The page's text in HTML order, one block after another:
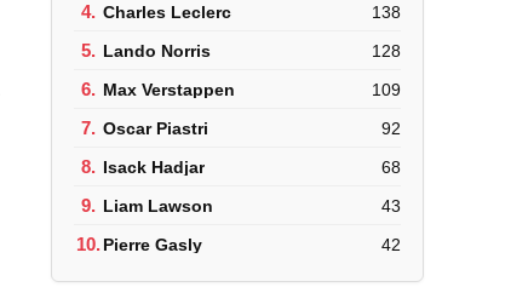
4. Charles Leclerc 138
5. Lando Norris 128
6. Max Verstappen 109
7. Oscar Piastri 92
8. Isack Hadjar 68
9. Liam Lawson 43
10.Pierre Gasly 42